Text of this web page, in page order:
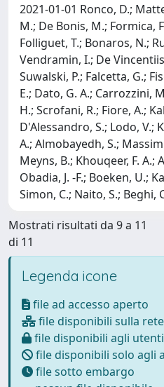
2021-01-01 Ronco, D.;
M.; De Bonis, M.; Formica,
Folliguet, T.; Bonaros, N.;
Vendramin, I.; De
Suwalski, P.; Falcetta, G.;
E.; Dato, G. A.; Carrozzini,
H.; Scrofani, R.; Fiore, A.;
D'Alessandro, S.; Lodo, V.;
A.; Almobayedh, S.;
Meyns, B.; Khouqeer, F. A.;
Obadia, J. -F.; Boeken, U.;
Simon, C.; Naito, S.; Beghi,
Mostrati risultati da 9 a 11
di 11
Legenda icone
file ad accesso aperto
file disponibili sulla
file disponibili agli
file disponibili solo agli
file sotto embargo